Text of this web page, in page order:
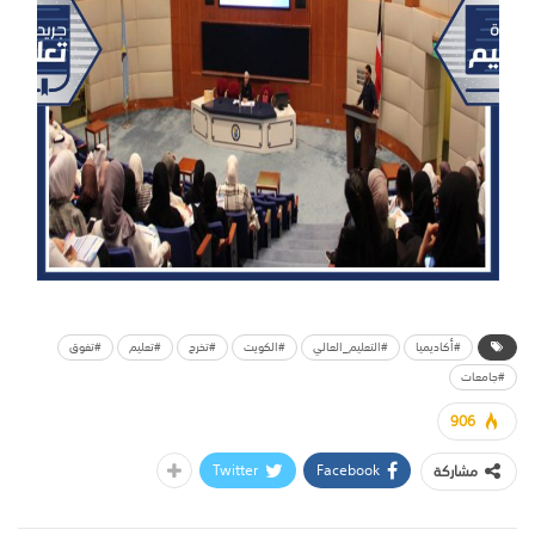
#أكاديميا #التعليم_العالي #الكويت #تخرج #تعليم
#تفوق
#جامعات
906
مشاركة
Facebook
Twitter